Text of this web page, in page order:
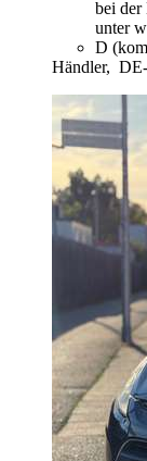
bei der
unter
D
Händler,